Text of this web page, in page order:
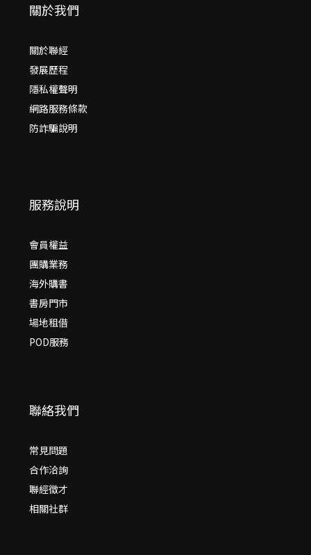
關於我們
關於聯經
發展歷程
隱私權聲明
網路服務條款
防詐騙說明
服務說明
會員權益
團購業務
海外購書
書房門市
場地租借
POD服務
聯絡我們
常見問題
合作洽詢
聯經徵才
相關社群